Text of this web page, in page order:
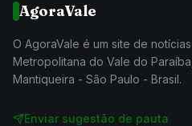
AgoraVale
O AgoraVale é um site de
Metropolitana do Vale do
Mantiqueira - São Paulo - Brasil.
Enviar sugestão de pauta